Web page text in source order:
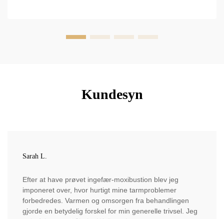
Kundesyn
Sarah L.
Efter at have prøvet ingefær-moxibustion blev jeg
imponeret over, hvor hurtigt mine tarmproblemer
forbedredes. Varmen og omsorgen fra behandlingen
gjorde en betydelig forskel for min generelle trivsel. Jeg